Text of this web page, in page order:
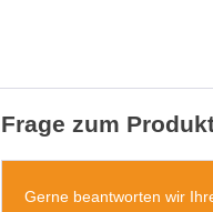
Frage zum
Gerne beantworten wir